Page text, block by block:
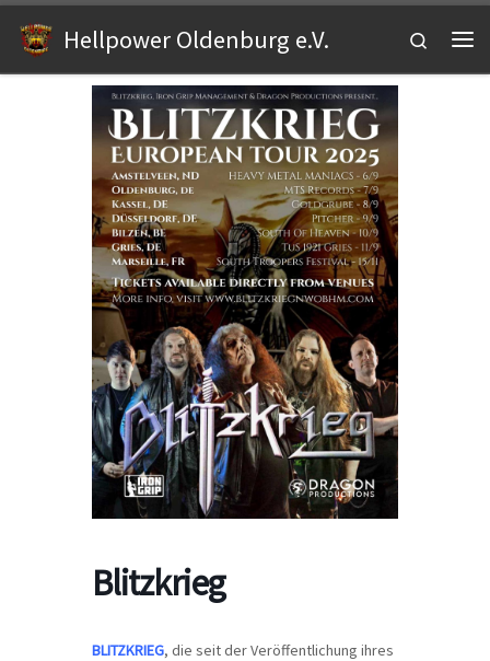
Zum Inhalt springen
Hellpower Oldenburg e.V.
Search
Blitzkrieg
BLITZKRIEG, die seit der Veröffentlichung ihres